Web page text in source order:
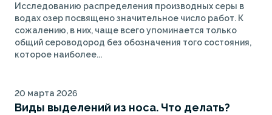
Исследованию распределения производных серы в
водах озер посвящено значительное число работ. К
сожалению, в них, чаще всего упоминается только
общий сероводород без обозначения того состояния,
которое наиболее...
20 марта 2026
Виды выделений из носа. Что делать?